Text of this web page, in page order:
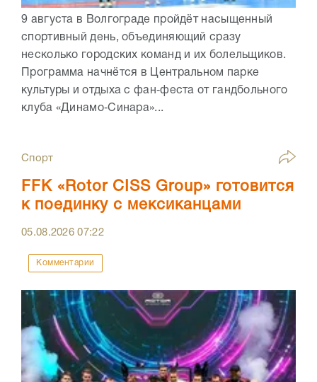
9 августа в Волгограде пройдёт насыщенный
спортивный день, объединяющий сразу
несколько городских команд и их болельщиков.
Программа начнётся в Центральном парке
культуры и отдыха с фан‑феста от гандбольного
клуба «Динамо‑Синара»...
Спорт
FFK «Rotor CISS Group» готовится
к поединку с мексиканцами
05.08.202607:22
Комментарии